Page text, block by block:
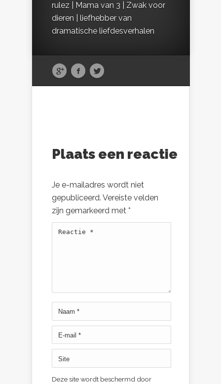
rulez | Mama van 3 | Zwak voor
dieren | liefhebber van
dramatische liefdesverhalen
Plaats een reactie
Je e-mailadres wordt niet
gepubliceerd. Vereiste velden
zijn gemarkeerd met *
Deze site wordt beschermd door